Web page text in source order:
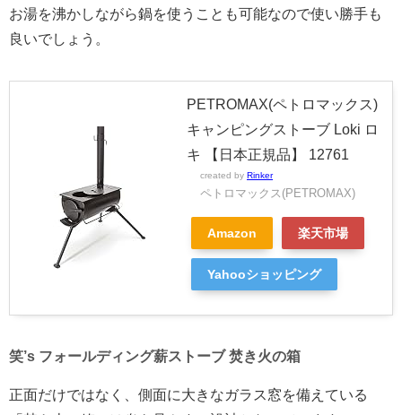
お湯を沸かしながら鍋を使うことも可能なので使い勝手も
良いでしょう。
PETROMAX(ペトロマックス)
キャンピングストーブ Loki ロ
キ 【日本正規品】 12761
created by Rinker
ペトロマックス(PETROMAX)
Amazon 楽天市場
Yahooショッピング
笑’s フォールディング薪ストーブ 焚き火の箱
正面だけではなく、側面に大きなガラス窓を備えている